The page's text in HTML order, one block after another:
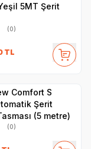
5MT Şerit
(0)
TL
Comfort S
Şerit
(5 metre)
(0)